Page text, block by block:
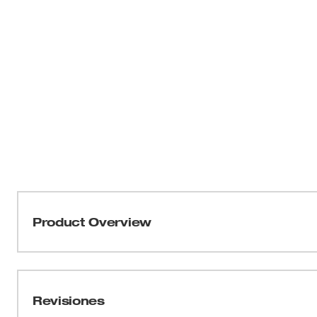
Product Overview
con un diseño innovador de cuatro costados planos
Revisiones